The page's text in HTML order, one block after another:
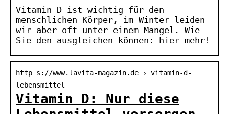
Vitamin D ist wichtig für den
menschlichen Körper, im Winter leiden
wir aber oft unter einem Mangel. Wie
Sie den ausgleichen können: hier mehr!
http s://www.lavita-magazin.de › vitamin-d-
lebensmittel
Vitamin D: Nur diese